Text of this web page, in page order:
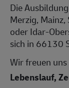
Die
Merzig, Mainz,
oder Idar-
sich in 66130
Wir freuen
Lebenslauf,